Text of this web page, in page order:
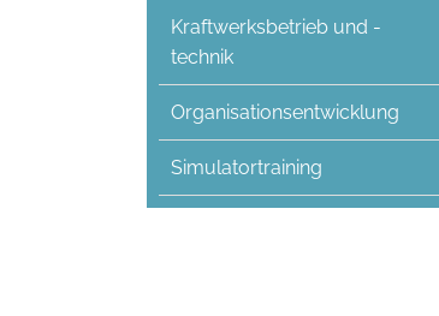
Kraftwerksbetrieb und -
technik
Organisationsentwicklung
Simulatortraining